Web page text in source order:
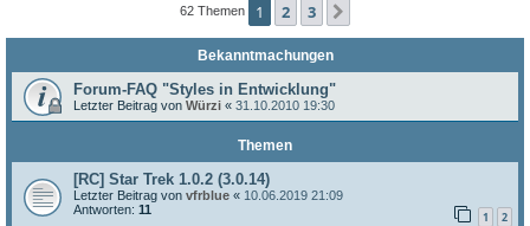
62 Themen 1 2 3
Bekanntmachungen
Forum-FAQ "Styles in Entwicklung"
Letzter Beitrag von Würzi « 31.10.2010 19:30
Themen
[RC] Star Trek 1.0.2 (3.0.14)
Letzter Beitrag von vfrblue « 10.06.2019 21:09
Antworten: 11 1 2